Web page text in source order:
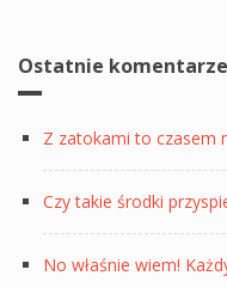
Ostatnie komentarze
Z zatokami to czasem
Czy takie środki
No właśnie wiem!